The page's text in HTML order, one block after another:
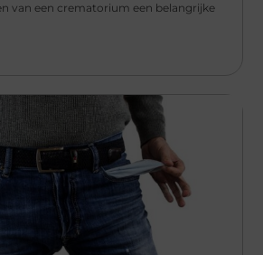
van een crematorium een belangrijke